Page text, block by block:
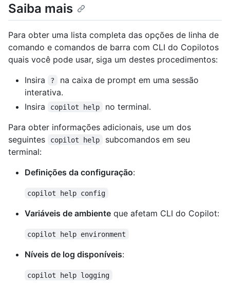
Saiba mais
Para obter uma lista completa das opções de linha de
comando e comandos de barra com CLI do Copilotos
quais você pode usar, siga um destes procedimentos:
Insira
?
na caixa de prompt em uma sessão
interativa.
Insira
copilot help
no terminal.
Para obter informações adicionais, use um dos
seguintes
copilot help
subcomandos em seu
terminal:
Definições da configuração:
copilot help config
Variáveis de ambiente que afetam CLI do Copilot:
copilot help environment
Níveis de log disponíveis:
copilot help logging